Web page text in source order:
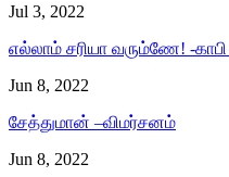
Jul 3, 2022
எல்லாம் சரியா வரும்ணே! -
Jun 8, 2022
சேத்துமான் –விமர்சனம்
Jun 8, 2022